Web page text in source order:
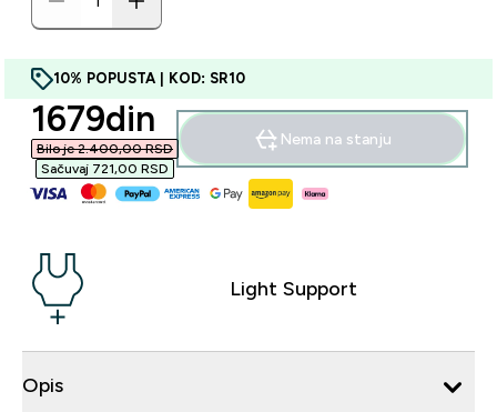
10% POPUSTA | KOD: SR10
discounted price
1679din‎
Bilo je 2.400,00 RSD‎
Sačuvaj 721,00 RSD‎
Nema na stanju
Light Support
Opis